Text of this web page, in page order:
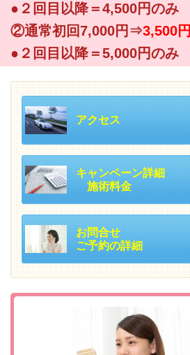
●２回目以降＝4,500円のみ
②通常初回7,000円⇒3,500円
●２回目以降＝5,000円のみ
アクセス
キャンペーン詳細
施術料金
お問合せ
ご予約の詳細